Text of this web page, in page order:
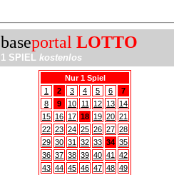
baseportal LOTTO
1 SPIEL kostenlos
Nur 1 Spiel
1
2 3 4 5 6
7
8
9 10 11 12 13 14
15 16 17 18 19 20 21
22 23 24 25 26 27 28
29 30 31 32 33 34 35
36 37 38 39 40 41
42
43 44 45 46 47 48 49